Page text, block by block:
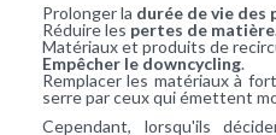
Prolonger la durée de vie des
Réduire les pertes de
Matériaux et produits de
Empêcher le downcycling.
Remplacer les matériaux à
serre par ceux qui émettent
Cependant, lorsqu'ils